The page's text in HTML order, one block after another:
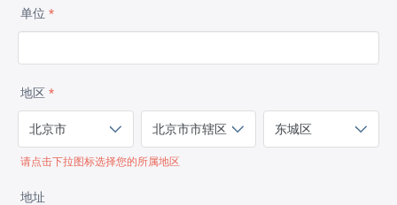
单位 *
地区 *
请点击下拉图标选择您的所属地区
地址